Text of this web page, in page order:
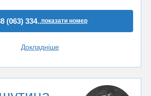
(063) 334..показати номер
Докладніше